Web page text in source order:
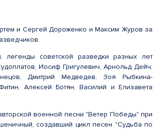
и Сергей Дороженко и Максим Журов за
легенды советской разведки разных лет
Иосиф Григулевич, Арнольд Дейч,
Дмитрий Медведев, Зоя Рыбкина-
Алексей Ботян, Василий и Елизавета
военной песни "Ветер Победы" при
создавший цикл песен "Судьба по